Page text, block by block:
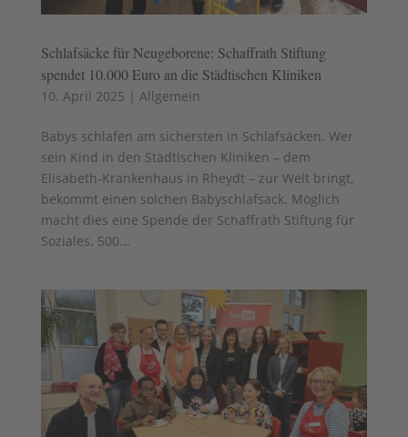
Schlafsäcke für Neugeborene: Schaffrath Stiftung
spendet 10.000 Euro an die Städtischen Kliniken
10. April 2025 | Allgemein
Babys schlafen am sichersten in Schlafsäcken. Wer
sein Kind in den Städtischen Kliniken – dem
Elisabeth-Krankenhaus in Rheydt – zur Welt bringt,
bekommt einen solchen Babyschlafsack. Möglich
macht dies eine Spende der Schaffrath Stiftung für
Soziales. 500...